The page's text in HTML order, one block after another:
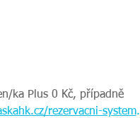
ka Plus 0 Kč, případně
rezervacni-system.